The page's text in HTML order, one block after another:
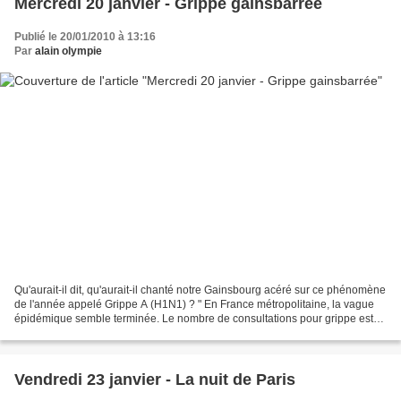
Publié le 20/01/2010 à 13:16
Par alain olympie
Qu'aurait-il dit, qu'aurait-il chanté notre Gainsbourg acéré sur ce phénomène
de l'année appelé Grippe A (H1N1) ? " En France métropolitaine, la vague
épidémique semble terminée. Le nombre de consultations pour grippe est
Vendredi 23 janvier - La nuit de Paris